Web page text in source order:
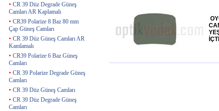
• CR 39 Düz Degrade Güneş
Camları AR Kaplamalı
• CR39 Polarize 8 Baz 80 mm
Çap Güneş Camları
• CR 39 Düz Güneş Camları AR
Kamlamalı
• CR39 Polarize 6 Baz Güneş
Camları
• CR 39 Polarize Degrade Güneş
Camları
• CR 39 Düz Güneş Camları
• CR 39 Düz Degrade Güneş
Camları